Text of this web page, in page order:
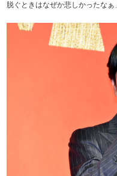
脱ぐときはなぜか悲しかったな